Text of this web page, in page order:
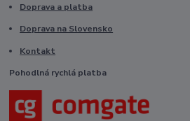
Doprava a platba
Doprava na Slovensko
Kontakt
Pohodlná rychlá platba